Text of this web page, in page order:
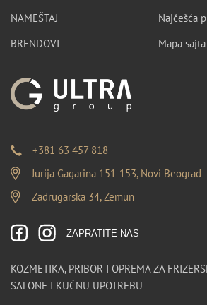
NAMEŠTAJ
BRENDOVI
Najčešća
Mapa sajta
+381 63 457 818
Jurija Gagarina 151-153, Novi Beograd
Zadrugarska 34, Zemun
ZAPRATITE NAS
KOZMETIKA, PRIBOR I OPREMA ZA
SALONE I KUĆNU UPOTREBU